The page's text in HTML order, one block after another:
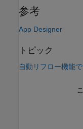
参考
App Designer
トピック
自動リフロー機能